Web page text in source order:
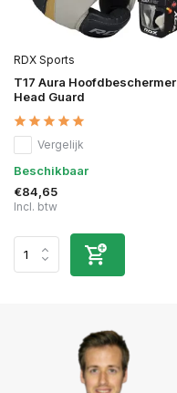
RDX Sports
T17 Aura Hoofdbeschermer |
Head Guard
Vergelijk
Beschikbaar
€84,65
Incl. btw